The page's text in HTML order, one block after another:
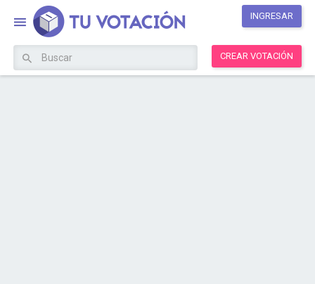
INGRESAR
CREAR VOTACIÓN